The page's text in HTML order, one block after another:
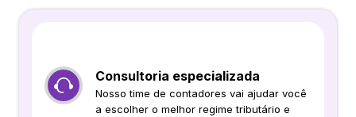
Consultoria especializada
Nosso time de contadores vai ajudar você
a escolher o melhor regime tributário e